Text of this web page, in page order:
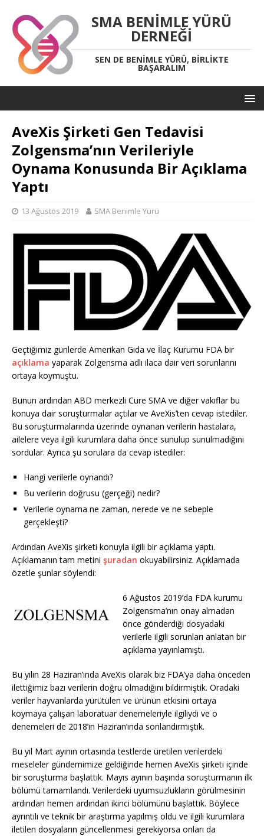
SMA BENIMLE YÜRÜ
DERNEĞI
SEN DE BENIMLE YÜRÜ, BIRLIKTE
BAŞARALIM
AveXis Şirketi Gen Tedavisi
Zolgensma’nın Verileriyle
Oynama Konusunda Bir Açıklama
Yaptı
13 Ağustos 2019 SMA Benimle Yürü
Geçtiğimiz günlerde Amerikan Gıda ve İlaç Kurumu FDA bir
açıklama yaparak Zolgensma adlı ilaca dair veri sorunlarını
ortaya koymuştu.
Bunun ardından ABD merkezli Cure SMA ve diğer vakıflar bu
konuya dair soruşturmalar açtılar ve AveXis’ten cevap istediler.
Bu soruşturmalarında üzerinde oynanan verilerin hastalara,
ailelere veya ilgili kurumlara daha önce sunulup sunulmadığını
sordular. Ayrıca şu sorulara da cevap istediler:
Hangi verilerle oynandı?
Bu verilerin doğrusu (gerçeği) nedir?
Verilerle oynama ne zaman, nerede ve ne sebeple
gerçekleşti?
Ardından AveXis şirketi konuyla ilgili bir açıklama yaptı.
Açıklamanın tam metini şuradan okuyabilirsiniz. Açıklamada
özetle şunlar söylendi:
6 Ağustos 2019’da FDA kurumu
Zolgensma’nın onay almadan
önce gönderdiği dosyadaki
verilerle ilgili sorunları anlatan bir
açıklama yayınlamıştı.
Bu yılın 28 Haziran’ında AveXis olarak biz FDA’ya daha önceden
ilettiğimiz bazı verilerin doğru olmadığını bildirmiştik. Oradaki
veriler hayvanlarda yürütülen ve ürünün etkisini ortaya
koymaya çalışan laboratuar denemeleriyle ilgiliydi ve o
denemeleri de 2018’in Haziran’ında sonlandırmıştık.
Bu yıl Mart ayının ortasında testlerde üretilen verilerdeki
meseleler gündemimize geldiğinde hemen AveXis şirketi içinde
bir soruşturma başlattık. Mayıs ayının başında soruşturmanın ilk
bölümü tamamlandı. Verilerdeki uyumsuzlukların görülmesinin
ardından hemen ardından ikinci bölümünü başlattık. Böylece
ayrıntılı ve teknik bir araştırma yapılmış oldu ve ilgili kurumlara
iletilen dosyaların güncellenmesi gerekiyorsa onları da